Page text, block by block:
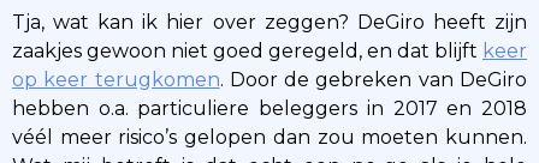
Tja, wat kan ik hier over zeggen? DeGiro heeft zijn
zaakjes gewoon niet goed geregeld, en dat blijft keer
op keer terugkomen. Door de gebreken van DeGiro
hebben o.a. particuliere beleggers in 2017 en 2018
véél meer risico’s gelopen dan zou moeten kunnen.